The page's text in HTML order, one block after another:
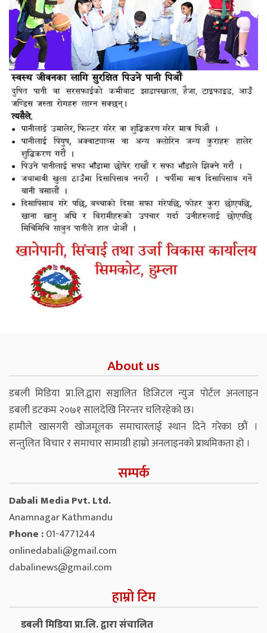
About us
डबली मिडिया प्रा.लि.द्वारा सञ्चालित डिजिटल न्युज पोर्टल अनलाइन
डबली डटकम २०७१ सालदेखि निरन्तर चलिरहेको छ।
हामीले खासगरी खोजमूलक समाचारलाई स्थान दिने गरेका छौं ।
सन्तुलित विचार र समाचार सामाग्री हाम्रो अनलाइनको प्राथमिकता हो ।
सम्पर्क
Dabali Media Pvt. Ltd.
Anamnagar Kathmandu
Phone :01-4771244
onlinedabali@gmail.com
dabalinews@gmail.com
हाम्रो टिम
डबली मिडिया प्रा.लि. द्वारा संचालित